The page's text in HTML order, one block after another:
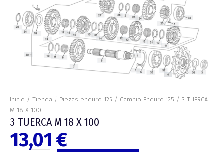
Inicio / Tienda / Piezas enduro 125 / Cambio Enduro 125 / 3 TUERCA
M 18 X 100
3 TUERCA M 18 X 100
13,01 €
100
cantidad